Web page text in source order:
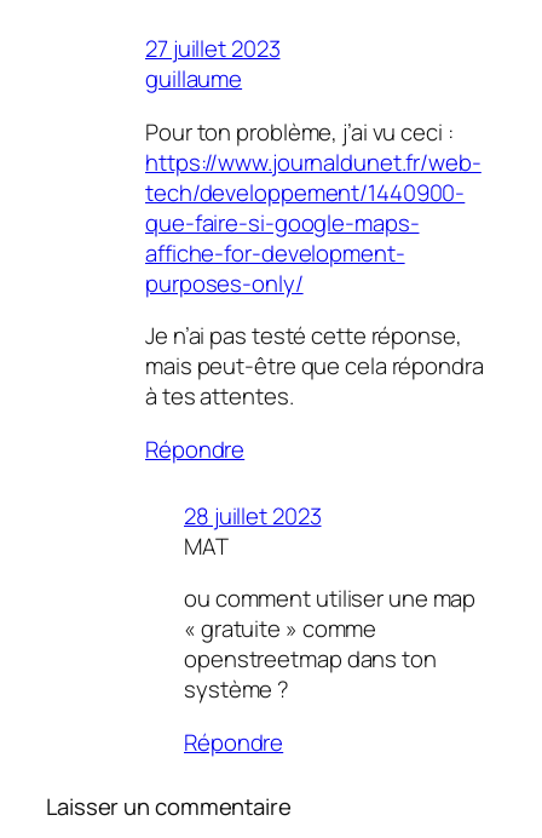
27 juillet 2023
guillaume
Pour ton problème, j’ai vu ceci :
https://www.journaldunet.fr/web-
tech/developpement/1440900-
que-faire-si-google-maps-
affiche-for-development-
purposes-only/
Je n’ai pas testé cette réponse,
mais peut-être que cela répondra
à tes attentes.
Répondre
28 juillet 2023
MAT
ou comment utiliser une map
« gratuite » comme
openstreetmap dans ton
système ?
Répondre
Laisser un commentaire